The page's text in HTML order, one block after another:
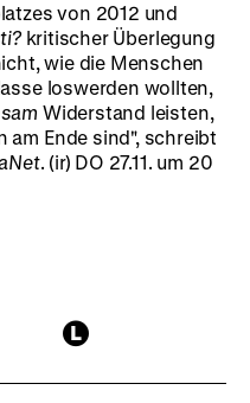
von 2012 und
kritischer Überlegung
wie die Menschen
loswerden wollten,
Widerstand leisten,
am Ende sind", schreibt
. (ir) DO 27.11. um 20
To